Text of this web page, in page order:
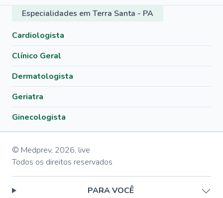
Especialidades em Terra Santa - PA
Cardiologista
Clínico Geral
Dermatologista
Geriatra
Ginecologista
© Medprev, 2026, live
Todos os direitos reservados
PARA VOCÊ